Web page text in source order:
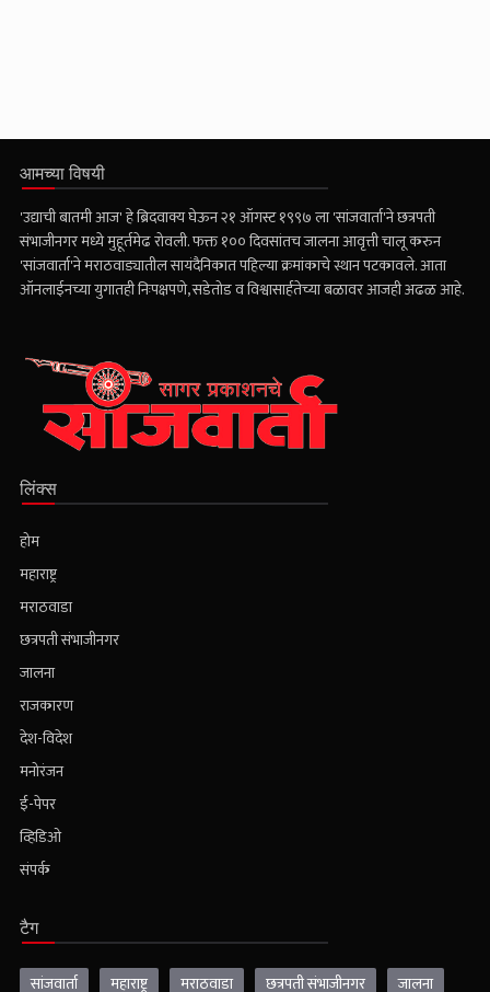
आमच्या विषयी
'उद्याची बातमी आज' हे ब्रिदवाक्य घेऊन २१ ऑगस्ट १९९७ ला 'सांजवार्ता'ने छत्रपती
संभाजीनगर मध्ये मुहूर्तमेढ रोवली. फक्त १०० दिवसांतच जालना आवृत्ती चालू करुन
'सांजवार्ता'ने मराठवाड्यातील सायंदैनिकात पहिल्या क्रमांकाचे स्थान पटकावले. आता
ऑनलाईनच्या युगातही निःपक्षपणे, सडेतोड व विश्वासार्हतेच्या बळावर आजही अढळ आहे.
लिंक्स
होम
महाराष्ट्र
मराठवाडा
छत्रपती संभाजीनगर
जालना
राजकारण
देश-विदेश
मनोरंजन
ई-पेपर
व्हिडिओ
संपर्क
टैग
सांजवार्ता महाराष्ट्र मराठवाडा छत्रपती संभाजीनगर जालना